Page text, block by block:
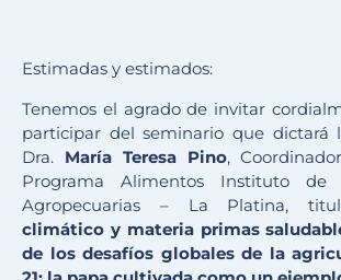
Estimadas y estimados:
Tenemos el agrado de invitar
participar del seminario que dictará
Dra. María Teresa Pino,
Programa Alimentos Instituto de
Agropecuarias – La Platina,
climático y materia primas
de los desafíos globales de la